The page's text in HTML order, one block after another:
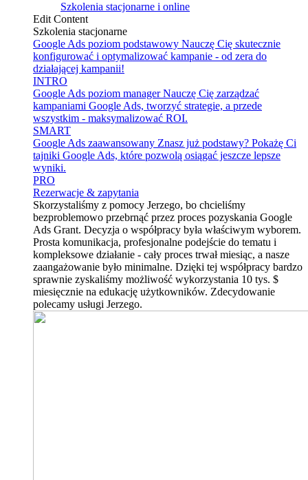
Szkolenia stacjonarne i online
Edit Content
Szkolenia stacjonarne
Google Ads poziom podstawowy Nauczę Cię skutecznie
konfigurować i optymalizować kampanie - od zera do
działającej kampanii!
INTRO
Google Ads poziom manager Nauczę Cię zarządzać
kampaniami Google Ads, tworzyć strategie, a przede
wszystkim - maksymalizować ROI.
SMART
Google Ads zaawansowany Znasz już podstawy? Pokażę Ci
tajniki Google Ads, które pozwolą osiągać jeszcze lepsze
wyniki.
PRO
Rezerwacje & zapytania
Skorzystaliśmy z pomocy Jerzego, bo chcieliśmy
bezproblemowo przebrnąć przez proces pozyskania Google
Ads Grant. Decyzja o współpracy była właściwym wyborem.
Prosta komunikacja, profesjonalne podejście do tematu i
kompleksowe działanie - cały proces trwał miesiąc, a nasze
zaangażowanie było minimalne. Dzięki tej współpracy bardzo
sprawnie zyskaliśmy możliwość wykorzystania 10 tys. $
miesięcznie na edukację użytkowników. Zdecydowanie
polecamy usługi Jerzego.